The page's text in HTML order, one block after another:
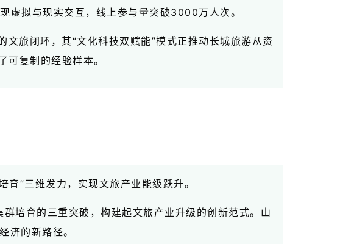
虚拟与现实交互，线上参与量突破3000万人次。
旅闭环，其“文化科技双赋能”模式正推动长城旅游从资
复制的经验样本。
”三维发力，实现文旅产业能级跃升。
培育的三重突破，构建起文旅产业升级的创新范式。山
济的新路径。